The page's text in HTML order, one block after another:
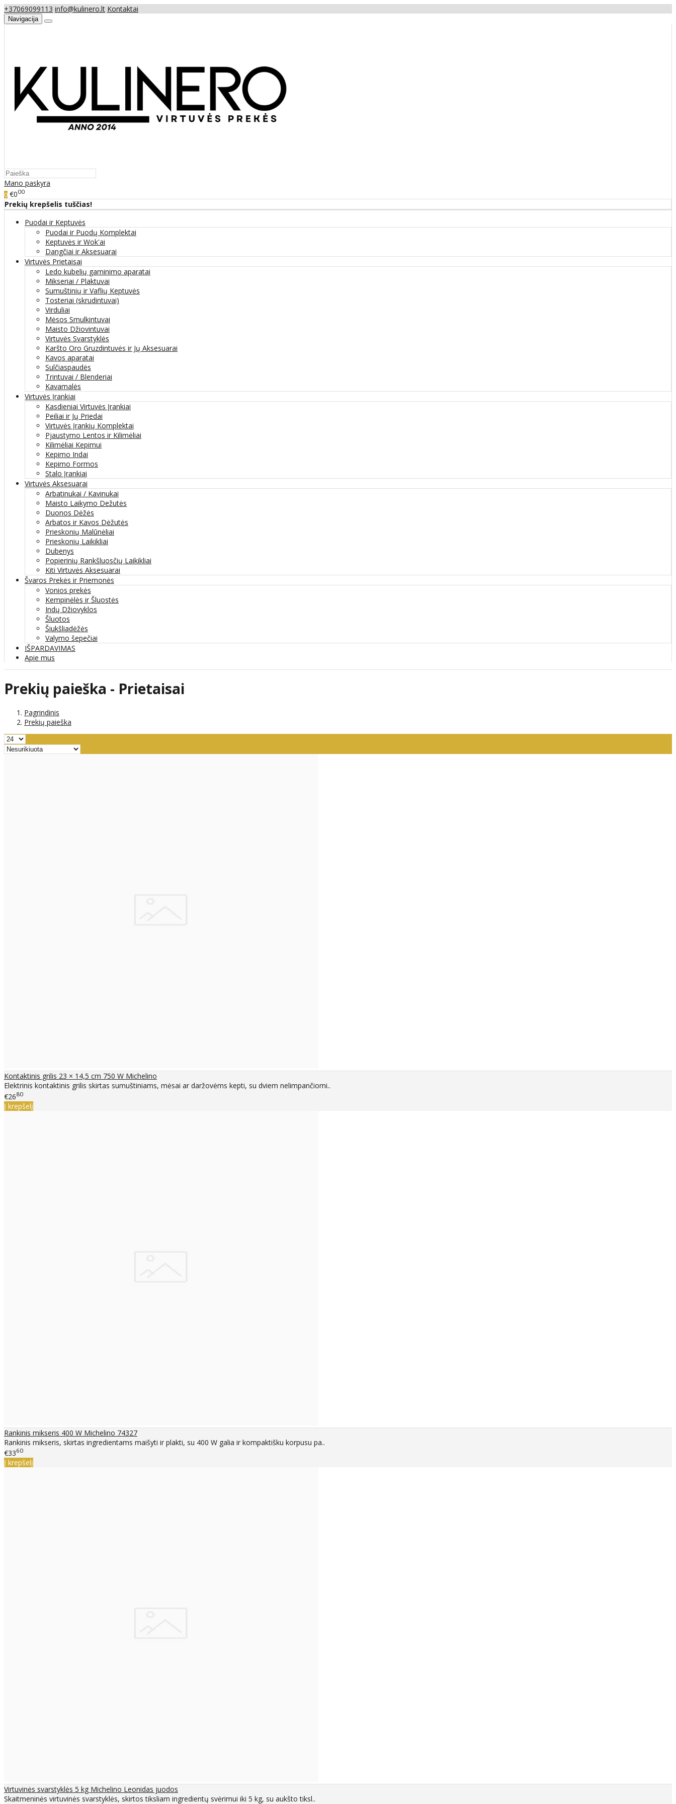
+37069099113 info@kulinero.lt Kontaktai
Navigacija
Mano paskyra
0 €000
Prekių krepšelis tuščias!
Puodai ir Keptuvės
Puodai ir Puodų Komplektai
Keptuvės ir Wok'ai
Dangčiai ir Aksesuarai
Virtuvės Prietaisai
Ledo kubelių gaminimo aparatai
Mikseriai / Plaktuvai
Sumuštinių ir Vaflių Keptuvės
Tosteriai (skrudintuvai)
Virduliai
Mėsos Smulkintuvai
Maisto Džiovintuvai
Virtuvės Svarstyklės
Karšto Oro Gruzdintuvės ir Jų Aksesuarai
Kavos aparatai
Sulčiaspaudės
Trintuvai / Blenderiai
Kavamalės
Virtuvės Įrankiai
Kasdieniai Virtuvės Įrankiai
Peiliai ir Jų Priedai
Virtuvės Įrankių Komplektai
Pjaustymo Lentos ir Kilimėliai
Kilimėliai Kepimui
Kepimo Indai
Kepimo Formos
Stalo Įrankiai
Virtuvės Aksesuarai
Arbatinukai / Kavinukai
Maisto Laikymo Dežutės
Duonos Dėžės
Arbatos ir Kavos Dėžutės
Prieskonių Malūnėliai
Prieskonių Laikikliai
Dubenys
Popierinių Rankšluosčių Laikikliai
Kiti Virtuvės Aksesuarai
Švaros Prekės ir Priemonės
Vonios prekės
Kempinėlės ir Šluostės
Indų Džiovyklos
Šluotos
Šiukšliadėžės
Valymo šepečiai
IŠPARDAVIMAS
Apie mus
Prekių paieška - Prietaisai
Pagrindinis
Prekių paieška
Kontaktinis grilis 23 × 14,5 cm 750 W Michelino
Elektrinis kontaktinis grilis skirtas sumuštiniams, mėsai ar daržovėms kepti, su dviem nelimpančiomi..
€2680
Į krepšelį
Rankinis mikseris 400 W Michelino 74327
Rankinis mikseris, skirtas ingredientams maišyti ir plakti, su 400 W galia ir kompaktišku korpusu pa..
€3360
Į krepšelį
Virtuvinės svarstyklės 5 kg Michelino Leonidas juodos
Skaitmeninės virtuvinės svarstyklės, skirtos tiksliam ingredientų svėrimui iki 5 kg, su aukšto tiksl..